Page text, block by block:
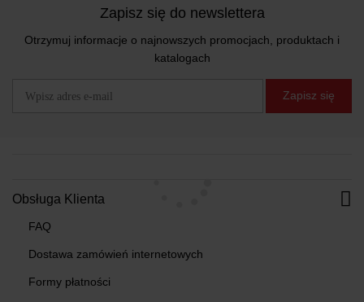
Zapisz się do newslettera
Otrzymuj informacje o najnowszych promocjach, produktach i
katalogach
Zapisz się
Obsługa Klienta
FAQ
Dostawa zamówień internetowych
Formy płatności